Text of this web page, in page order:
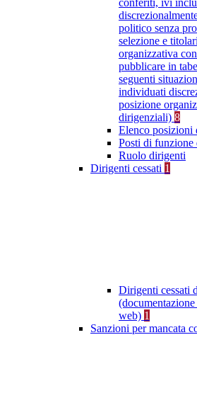
conferiti, ivi
politico senza
selezione e
organizzativa
pubblicare in
seguenti
individuati
posizione
dirigenziali) 8
Elenco posizioni
Posti di
Ruolo dirigenti
Dirigenti cessati 1
Dirigenti cessati
web) 1
Sanzioni per mancata